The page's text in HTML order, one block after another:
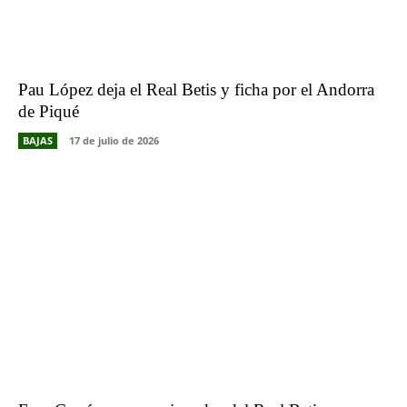
Pau López deja el Real Betis y ficha por el Andorra
de Piqué
BAJAS 17 de julio de 2026